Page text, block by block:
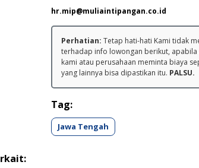
hr.mip@muliaintipangan.co.id
Perhatian: Tetap hati-hati Kami tidak
terhadap info lowongan berikut, apabila
kami atau perusahaan meminta biaya
yang lainnya bisa dipastikan itu. PALSU.
Tag:
Jawa Tengah